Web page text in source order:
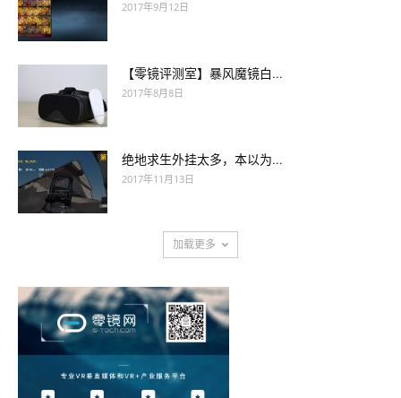
2017年9月12日
【零镜评测室】暴风魔镜白...
2017年8月8日
绝地求生外挂太多，本以为...
2017年11月13日
加载更多